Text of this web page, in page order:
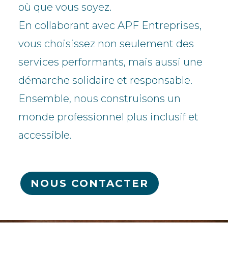
où que vous soyez.
En collaborant avec APF Entreprises,
vous choisissez non seulement des
services performants, mais aussi une
démarche solidaire et responsable.
Ensemble, nous construisons un
monde professionnel plus inclusif et
accessible.
NOUS CONTACTER